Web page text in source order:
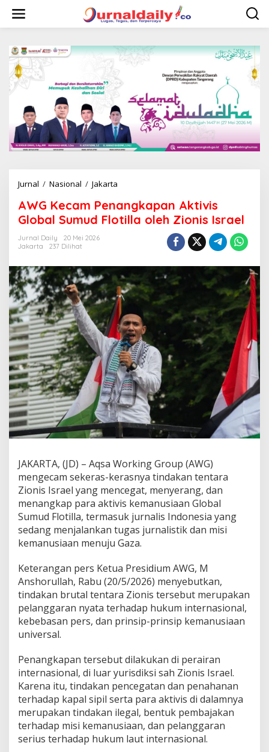
w
Jurnal / Nasional / Jakarta
G
K
e
e
n
a
n
g
k
a
p
a
n
A
k
t
i
G
l
o
b
a
l
S
u
d
F
l
o
i
a
o
e
h
Z
i
o
n
AWG Kecam Penangkapan Aktivis
Global Sumud Flotilla oleh Zionis Israel
Jurnal Daily
20 Mei 2026
Jakarta
237 Dilihat
JAKARTA, (JD) – Aqsa Working Group (AWG)
mengecam sekeras-kerasnya tindakan tentara
Zionis Israel yang mencegat, menyerang, dan
menangkap para aktivis kemanusiaan Global
Sumud Flotilla, termasuk jurnalis Indonesia yang
sedang menjalankan tugas jurnalistik dan misi
kemanusiaan menuju Gaza.
Keterangan pers Ketua Presidium AWG, M
Anshorullah, Rabu (20/5/2026) menyebutkan,
tindakan brutal tentara Zionis tersebut merupakan
pelanggaran nyata terhadap hukum internasional,
kebebasan pers, dan prinsip-prinsip kemanusiaan
universal.
Penangkapan tersebut dilakukan di perairan
internasional, di luar yurisdiksi sah Zionis Israel.
Karena itu, tindakan pencegatan dan penahanan
terhadap kapal sipil serta para aktivis di dalamnya
merupakan tindakan ilegal, bentuk pembajakan
terhadap misi kemanusiaan, dan pelanggaran
serius terhadap hukum laut internasional.